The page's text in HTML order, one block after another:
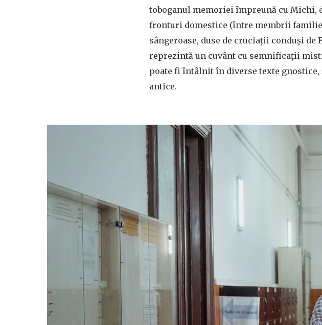
toboganul memoriei împreună cu Michi,
fronturi domestice (între membrii familiei
sângeroase, duse de cruciații conduși
reprezintă un cuvânt cu semnificații
poate fi întâlnit în diverse texte gnostice,
antice.